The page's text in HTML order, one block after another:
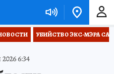
УБИЙСТВО ЭКС-МЭРА
6:34